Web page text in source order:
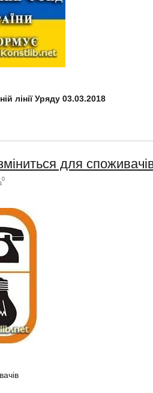
лінії Уряду 03.03.2018
для
0